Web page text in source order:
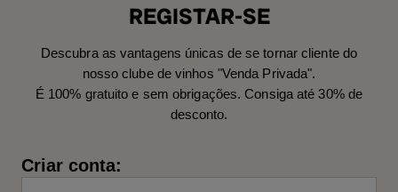
REGISTAR-SE
Descubra as vantagens únicas de se tornar cliente do
nosso clube de vinhos "Venda Privada".
É 100% gratuito e sem obrigações. Consiga até 30% de
desconto.
Criar conta: